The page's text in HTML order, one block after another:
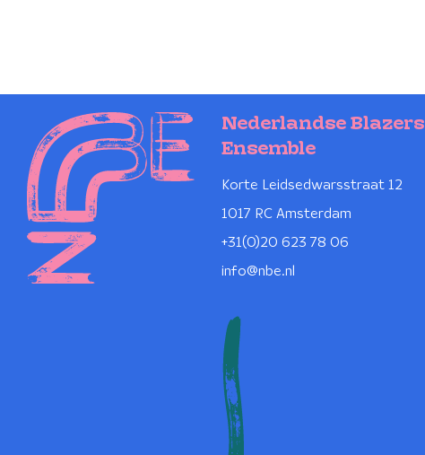
Nederlandse Blazers
Ensemble
Korte Leidsedwarsstraat 12
1017 RC Amsterdam
+31(0)20 623 78 06
info@nbe.nl